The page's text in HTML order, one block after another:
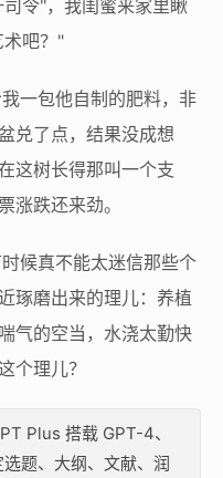
令"，我闺蜜来家里瞅
术吧？"
一包他自制的肥料，非
兑了点，结果没成想
这树长得那叫一个支
涨跌还来劲。
候真不能太迷信那些个
琢磨出来的理儿：养植
气的空当，水浇太勤快
个理儿？
Plus 搭载 GPT-4、
题、大纲、文献、润